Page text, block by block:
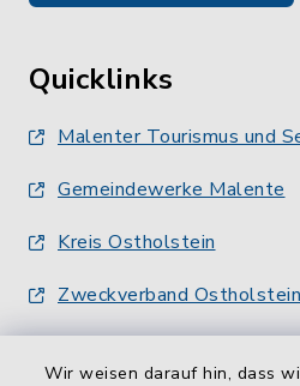
Wir weisen darauf hin, dass
Quicklinks
Malenter Tourismus und
Gemeindewerke Malente
Kreis Ostholstein
Zweckverband Ostholstein